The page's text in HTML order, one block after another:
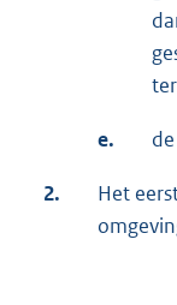
e.
2.
Het